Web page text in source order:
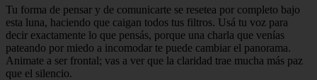
Tu forma de pensar y de comunicarte se resetea por completo bajo
esta luna, haciendo que caigan todos tus filtros. Usá tu voz para
decir exactamente lo que pensás, porque una charla que venías
pateando por miedo a incomodar te puede cambiar el panorama.
Animate a ser frontal; vas a ver que la claridad trae mucha más paz
que el silencio.